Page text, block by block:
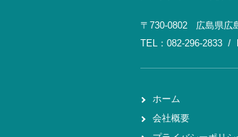
〒730-0802 広島県広
TEL：082-296-2833 /
ホーム
会社概要